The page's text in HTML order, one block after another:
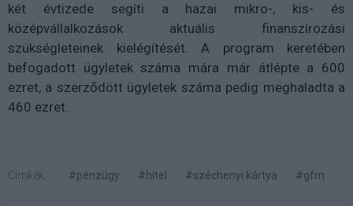
két évtizede segíti a hazai mikro-, kis- és
középvállalkozások aktuális finanszírozási
szükségleteinek kielégítését. A program keretében
befogadott ügyletek száma mára már átlépte a 600
ezret, a szerződött ügyletek száma pedig meghaladta a
460 ezret.
Címkék: #pénzügy #hitel #széchenyi kártya #gfm